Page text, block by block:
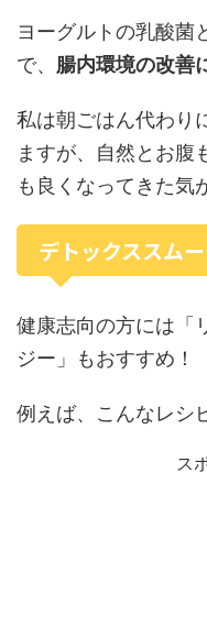
ヨーグルトの乳酸菌
で、 腸内環境の改善
私は朝ごはん代わり
ますが、自然とお腹
も良くなってきた気
デトックススム
健康志向の方には「
ジー」もおすすめ！
例えば、こんなレシ
ス